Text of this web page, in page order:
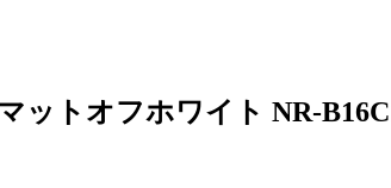
トオフホワイト NR-